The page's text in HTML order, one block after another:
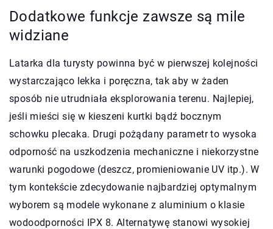
Dodatkowe funkcje zawsze są mile
widziane
Latarka dla turysty powinna być w pierwszej kolejności
wystarczająco lekka i poręczna, tak aby w żaden
sposób nie utrudniała eksplorowania terenu. Najlepiej,
jeśli mieści się w kieszeni kurtki bądź bocznym
schowku plecaka. Drugi pożądany parametr to wysoka
odporność na uszkodzenia mechaniczne i niekorzystne
warunki pogodowe (deszcz, promieniowanie UV itp.). W
tym kontekście zdecydowanie najbardziej optymalnym
wyborem są modele wykonane z aluminium o klasie
wodoodporności IPX 8. Alternatywę stanowi wysokiej